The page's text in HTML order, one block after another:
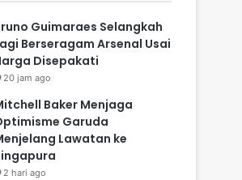
Guimaraes Selangkah
Berseragam Arsenal Usai
Disepakati
20 jam ago
Baker Menjaga
Garuda
Lawatan ke
2 hari ago